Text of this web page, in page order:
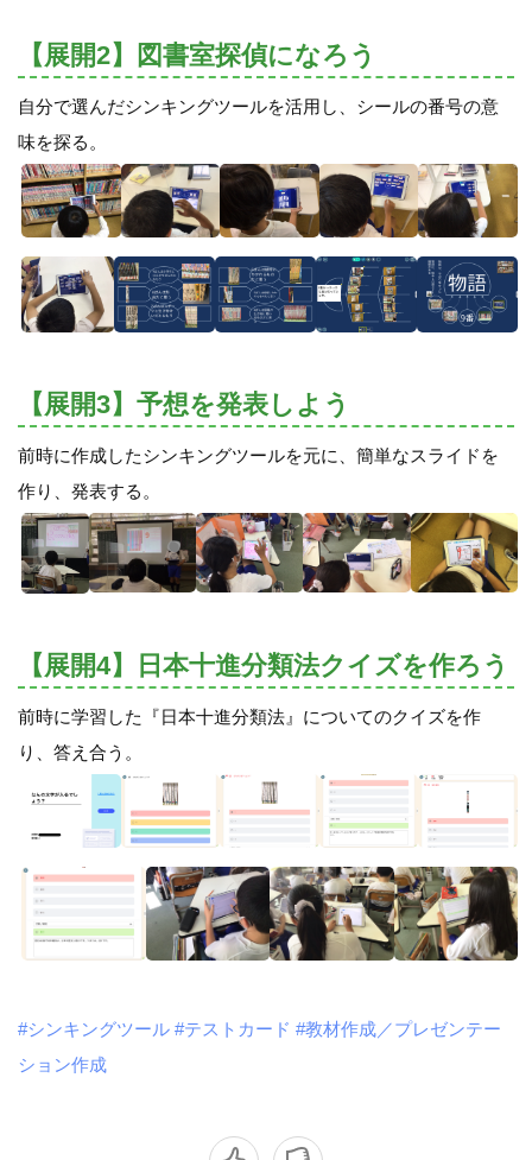
【展開2】図書室探偵になろう
自分で選んだシンキングツールを活用し、シールの番号の意
味を探る。
【展開3】予想を発表しよう
前時に作成したシンキングツールを元に、簡単なスライドを
作り、発表する。
【展開4】日本十進分類法クイズを作ろう
前時に学習した『日本十進分類法』についてのクイズを作
り、答え合う。
#シンキングツール #テストカード #教材作成／プレゼンテー
ション作成